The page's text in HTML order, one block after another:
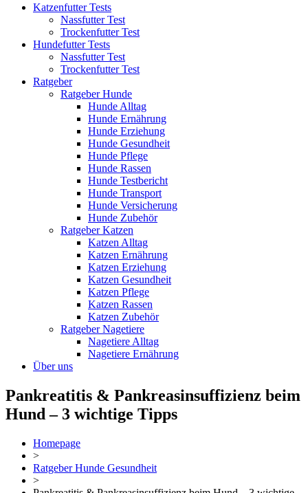
Katzenfutter Tests
Nassfutter Test
Trockenfutter Test
Hundefutter Tests
Nassfutter Test
Trockenfutter Test
Ratgeber
Ratgeber Hunde
Hunde Alltag
Hunde Ernährung
Hunde Erziehung
Hunde Gesundheit
Hunde Pflege
Hunde Rassen
Hunde Testbericht
Hunde Transport
Hunde Versicherung
Hunde Zubehör
Ratgeber Katzen
Katzen Alltag
Katzen Ernährung
Katzen Erziehung
Katzen Gesundheit
Katzen Pflege
Katzen Rassen
Katzen Zubehör
Ratgeber Nagetiere
Nagetiere Alltag
Nagetiere Ernährung
Über uns
Pankreatitis & Pankreasinsuffizienz beim
Hund – 3 wichtige Tipps
Homepage
>
Ratgeber Hunde Gesundheit
>